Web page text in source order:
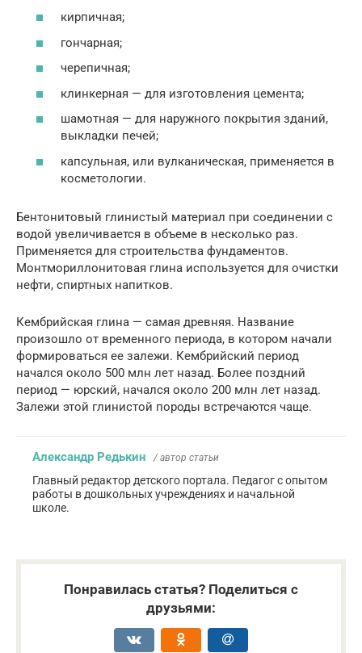
кирпичная;
гончарная;
черепичная;
клинкерная — для изготовления цемента;
шамотная — для наружного покрытия зданий,
выкладки печей;
капсульная, или вулканическая, применяется в
косметологии.
Бентонитовый глинистый материал при соединении с
водой увеличивается в объеме в несколько раз.
Применяется для строительства фундаментов.
Монтмориллонитовая глина используется для очистки
нефти, спиртных напитков.
Кембрийская глина — самая древняя. Название
произошло от временного периода, в котором начали
формироваться ее залежи. Кембрийский период
начался около 500 млн лет назад. Более поздний
период — юрский, начался около 200 млн лет назад.
Залежи этой глинистой породы встречаются чаще.
Александр Редькин / автор статьи
Главный редактор детского портала. Педагог с опытом
работы в дошкольных учреждениях и начальной
школе.
Понравилась статья? Поделиться с
друзьями: